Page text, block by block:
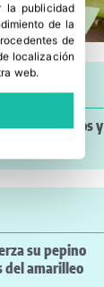
incendios y
su pepino
del amarilleo
la publicidad
de la
de
localización
web.